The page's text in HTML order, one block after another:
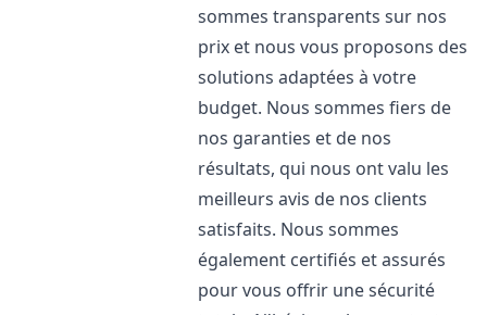
sommes transparents sur nos
prix et nous vous proposons des
solutions adaptées à votre
budget. Nous sommes fiers de
nos garanties et de nos
résultats, qui nous ont valu les
meilleurs avis de nos clients
satisfaits. Nous sommes
également certifiés et assurés
pour vous offrir une sécurité